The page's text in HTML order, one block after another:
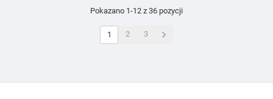
Pokazano 1-12 z 36 pozycji
1 2 3 